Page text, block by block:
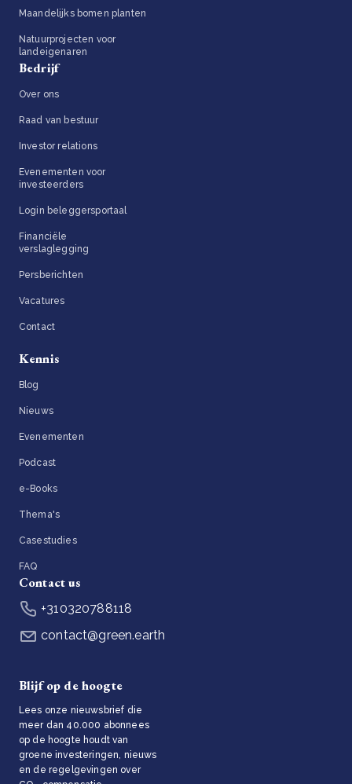
Maandelijks bomen planten
Natuurprojecten voor
landeigenaren
Bedrijf
Over ons
Raad van bestuur
Investor relations
Evenementen voor
investeerders
Login beleggersportaal
Financiële
verslaglegging
Persberichten
Vacatures
Contact
Kennis
Blog
Nieuws
Evenementen
Podcast
e-Books
Thema's
Casestudies
FAQ
Contact us
+310320788118
contact@green.earth
Blijf op de hoogte
Lees onze nieuwsbrief die
meer dan 40.000 abonnees
op de hoogte houdt van
groene investeringen, nieuws
en de regelgevingen over